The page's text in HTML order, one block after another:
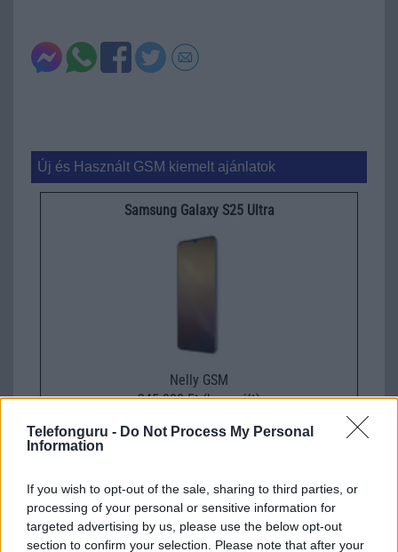
Telefonguru - Do Not Process My Personal
Information
If you wish to opt-out of the sale, sharing to third parties, or
processing of your personal or sensitive information for
targeted advertising by us, please use the below opt-out
section to confirm your selection. Please note that after your
Új és Használt GSM kiemelt ajánlatok
Samsung Galaxy S25 Ultra
Nelly GSM
245.000 Ft (használt)